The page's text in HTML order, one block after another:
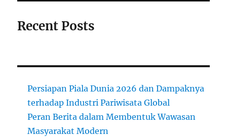
Recent Posts
Persiapan Piala Dunia 2026 dan Dampaknya
terhadap Industri Pariwisata Global
Peran Berita dalam Membentuk Wawasan
Masyarakat Modern